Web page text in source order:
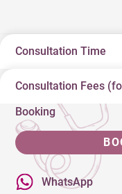
Consultation Time
Consultation Fees
Booking
WhatsApp